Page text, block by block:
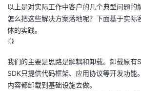
以上是对实际工作中客户的几个典型问题的
怎么把这些解决方案落地呢？下面基于实际
体的实践。
我们的主要是思路是解耦和卸载。卸载原有
SDK只提供代码框架、应用协议等开发功能
内容都卸载到基础设施去做。